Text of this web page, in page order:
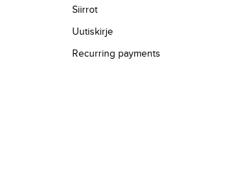
Siirrot
Uutiskirje
Recurring payments